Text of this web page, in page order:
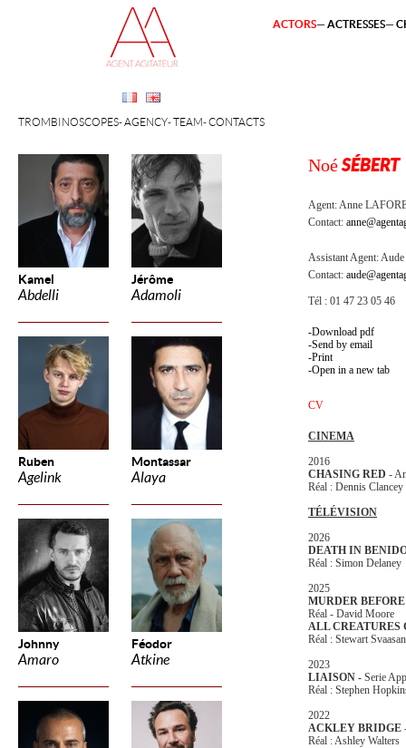
Kamel
Abdelli
Jérôme
Adamoli
Ruben
Agelink
Montassar
Alaya
Johnny
Amaro
Féodor
Atkine
TROMBINOSCOPES AGENCY TEAM CONTACTS
ACTORS ACTRESSES
NoéSÉBERT
Agent:Anne
Contact:
Assistant Agent:Aude
Contact:
Tél : 01 47 23 05 46
Download pdf
Send by email
Print
Open in a new tab
CV
CINEMA
2016
CHASING RED -
Réal : Dennis Clancey
TÉLÉVISION
2026
DEATH IN
Réal : Simon Delaney
2025
MURDER
Réal - David Moore
ALL CREATURES
Réal : Stewart
2023
LIAISON - Serie
Réal : Stephen
2022
ACKLEY BRIDGE
Réal : Ashley Walters